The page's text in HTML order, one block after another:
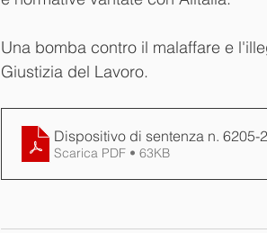
Una bomba contro il malaffare e
Giustizia del Lavoro.
Dispositivo di sentenza n. 6205-
Scarica PDF • 63KB